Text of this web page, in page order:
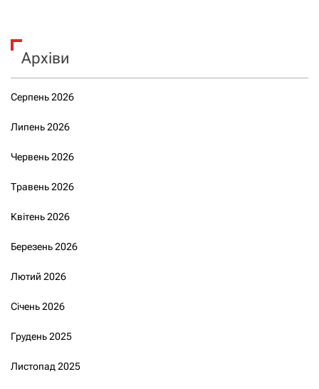
Архіви
Серпень 2026
Липень 2026
Червень 2026
Травень 2026
Квітень 2026
Березень 2026
Лютий 2026
Січень 2026
Грудень 2025
Листопад 2025